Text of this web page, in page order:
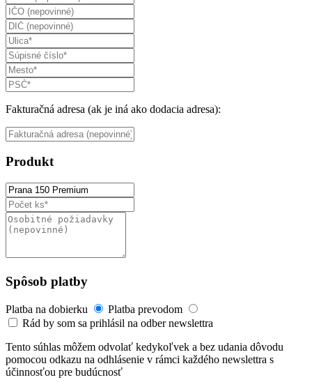
Fakturačná adresa (ak je iná ako dodacia adresa):
Produkt
Spôsob platby
Platba na dobierku
Platba prevodom
Rád by som sa prihlásil na odber newslettra
Tento súhlas môžem odvolať kedykoľvek a bez udania dôvodu
pomocou odkazu na odhlásenie v rámci každého newslettra s
účinnosťou pre budúcnosť